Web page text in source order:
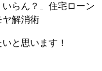
らん？」住宅ローン
解消術
と思います！